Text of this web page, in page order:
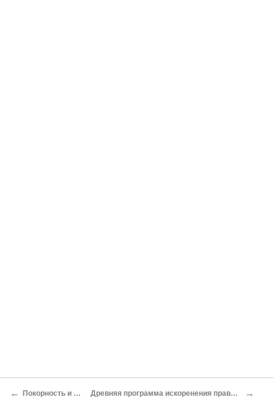
← Покорность и политика Древняя программа искоренения праведности на Земле →